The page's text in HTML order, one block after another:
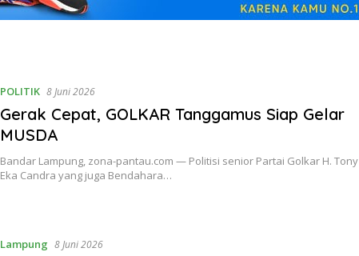
POLITIK 8 Juni 2026
Gerak Cepat, GOLKAR Tanggamus Siap Gelar
MUSDA
Bandar Lampung, zona-pantau.com — Politisi senior Partai Golkar H. Tony
Eka Candra yang juga Bendahara…
Lampung 8 Juni 2026